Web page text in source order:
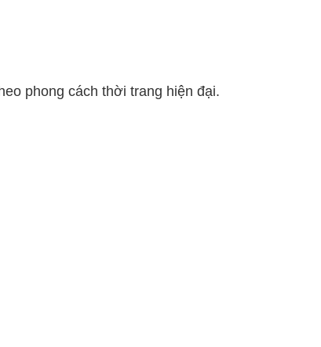
phong cách thời trang hiện đại.